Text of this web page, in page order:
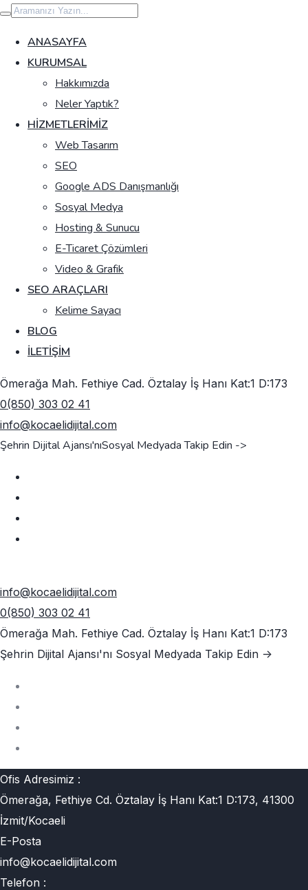
İçeriğe
geç
ANASAYFA
KURUMSAL
Hakkımızda
Neler Yaptık?
HIZMETLERIMIZ
Web Tasarım
SEO
Google ADS Danışmanlığı
Sosyal Medya
Hosting & Sunucu
E-Ticaret Çözümleri
Video & Grafik
SEO ARAÇLARI
Kelime Sayacı
BLOG
İLETIŞIM
Ömerağa Mah. Fethiye Cad. Öztalay İş Hanı Kat:1 D:173
0(850) 303 02 41
info@kocaelidijital.com
Şehrin Dijital Ajansı'nıSosyal Medyada Takip Edin ->
info@kocaelidijital.com
0(850) 303 02 41
Ömerağa Mah. Fethiye Cad. Öztalay İş Hanı Kat:1 D:173
Şehrin Dijital Ajansı'nı Sosyal Medyada Takip Edin ->
Ofis Adresimiz :
Ömerağa, Fethiye Cd. Öztalay İş Hanı Kat:1 D:173, 41300
İzmit/Kocaeli
E-Posta
info@kocaelidijital.com
Telefon :